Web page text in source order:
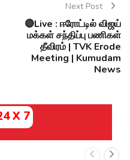
Next Post
🔴Live : ஈரோட்டில் விஜய்
மக்கள் சந்திப்பு பணிகள்
தீவிரம் | TVK Erode
Meeting | Kumudam
News
X 7